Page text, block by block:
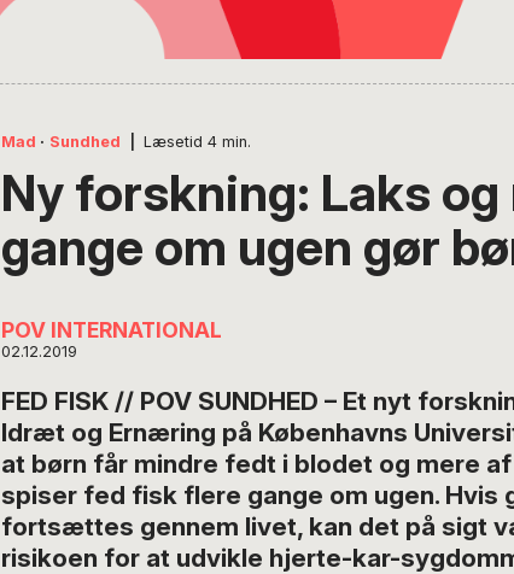
Mad · Sundhed Læsetid 4 min.
Ny forskning: Laks
gange om ugen gør
POV INTERNATIONAL
02.12.2019
FED FISK // POV SUNDHED – Et nyt
Idræt og Ernæring på Københavns
at børn får mindre fedt i blodet og mere
spiser fed fisk flere gange om ugen. Hvis
fortsættes gennem livet, kan det på sigt
risikoen for at udvikle hjerte-kar-